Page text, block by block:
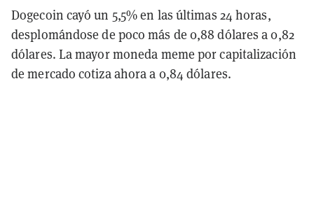
Dogecoin cayó un 5,5% en las últimas 24 horas,
desplomándose de poco más de 0,88 dólares a 0,82
dólares. La mayor moneda meme por capitalización
de mercado cotiza ahora a 0,84 dólares.